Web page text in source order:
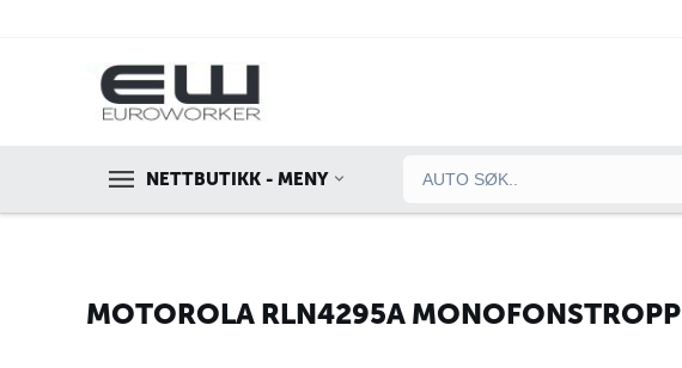
NETTBUTIKK - MENY
MOTOROLA RLN4295A MONOFONSTROPP